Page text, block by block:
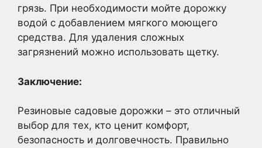
грязь. При необходимости мойте дорожку
водой с добавлением мягкого моющего
средства. Для удаления сложных
загрязнений можно использовать щетку.
Заключение:
Резиновые садовые дорожки – это отличный
выбор для тех, кто ценит комфорт,
безопасность и долговечность. Правильно